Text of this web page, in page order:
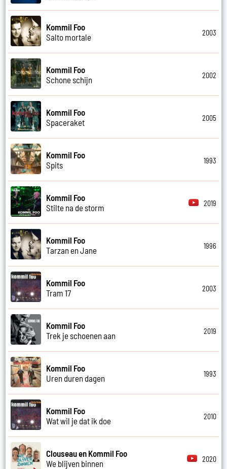
Kommil Foo
Salto mortale
2003
Kommil Foo
Schone schijn
2002
Kommil Foo
Spaceraket
2005
Kommil Foo
Spits
1993
Kommil Foo
Stilte na de storm
2019
Kommil Foo
Tarzan en Jane
1996
Kommil Foo
Tram 17
2003
Kommil Foo
Trek je schoenen aan
2019
Kommil Foo
Uren duren dagen
1993
Kommil Foo
Wat wil je dat ik doe
2010
Clouseau en Kommil Foo
We blijven binnen
2020